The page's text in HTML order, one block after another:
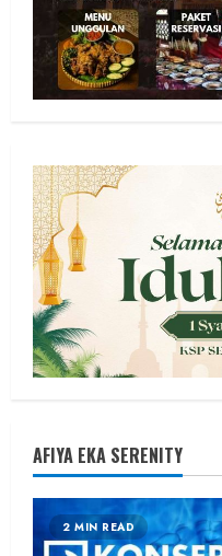
AFIYA EKA SERENITY
2 MIN READ